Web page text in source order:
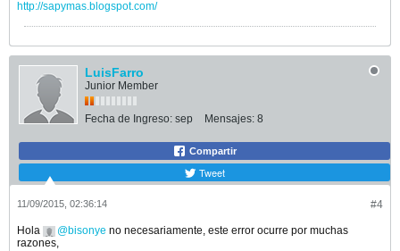
http://sapymas.blogspot.com/
LuisFarro
Junior Member
Fecha de Ingreso: sep Mensajes: 8
Compartir
Tweet
#4
11/09/2015, 02:36:14
Hola bisonye no necesariamente, este error ocurre por muchas
razones,